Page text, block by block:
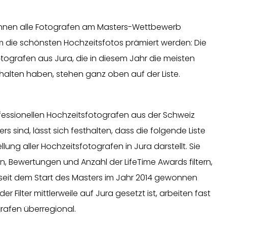
alle Fotografen am Masters-Wettbewerb
die schönsten Hochzeitsfotos prämiert werden: Die
aus Jura, die in diesem Jahr die meisten
haben, stehen ganz oben auf der Liste.
Hochzeitsfotografen aus der Schweiz
sind, lässt sich festhalten, dass die folgende Liste
aller Hochzeitsfotografen in Jura darstellt. Sie
Bewertungen und Anzahl der LifeTime Awards filtern,
dem Start des Masters im Jahr 2014 gewonnen
Filter mittlerweile auf Jura gesetzt ist, arbeiten fast
überregional.